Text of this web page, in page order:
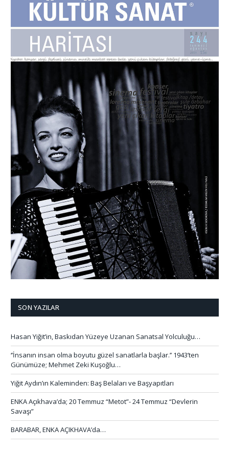
SON YAZILAR
Hasan Yiğit’in, Baskıdan Yüzeye Uzanan Sanatsal Yolculuğu…
‘’İnsanın insan olma boyutu güzel sanatlarla başlar.’’ 1943’ten
Günümüze; Mehmet Zeki Kuşoğlu…
Yiğit Aydın’ın Kaleminden: Baş Belaları ve Başyapıtları
ENKA Açıkhava’da; 20 Temmuz “Metot”- 24 Temmuz “Devlerin
Savaşı”
BARABAR, ENKA AÇIKHAVA’da…